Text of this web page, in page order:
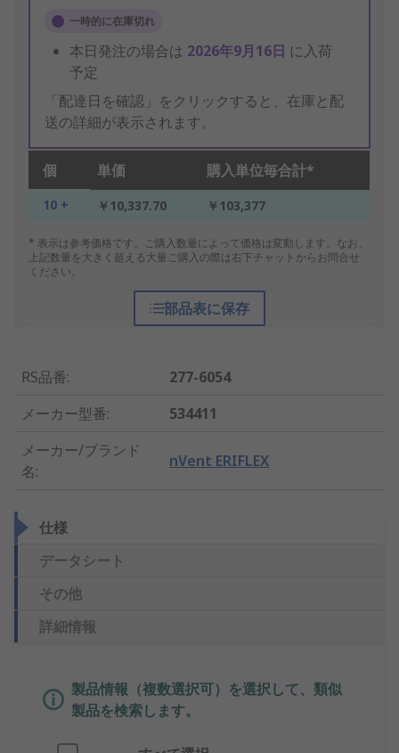
一時的に在庫切れ
本日発注の場合は 2026年9月16日 に入荷
予定
「配達日を確認」をクリックすると、在庫と配
送の詳細が表示されます。
個 単価 購入単位毎合計*
10 + ￥10,337.70 ￥103,377
* 表示は参考価格です。ご購入数量によって価格は変動します。なお、
上記数量を大きく超える大量ご購入の際は右下チャットからお問合せ
ください。
部品表に保存
RS品番:
277-6054
メーカー型番:
534411
メーカー/ブランド
名:
nVent ERIFLEX
仕様
データシート
その他
詳細情報
製品情報（複数選択可）を選択して、類似
製品を検索します。